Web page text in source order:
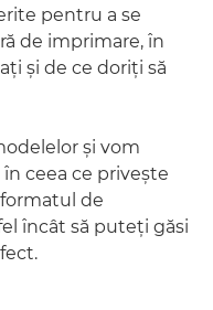
pentru a se
de imprimare, în
şi de ce doriţi să
şi vom
ceea ce priveşte
de
încât să puteţi găsi